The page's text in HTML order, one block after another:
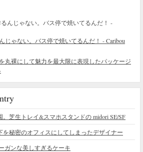
じゃない。バス停で焼いてるんだ！ - Caribou
丸裸にして魅力を最大限に表現したパッケージ
芝生トレイ&スマホスタンドの midori SE/SF
を秘密のオフィスにしてしまったデザイナー
ガンな美しすぎるケーキ